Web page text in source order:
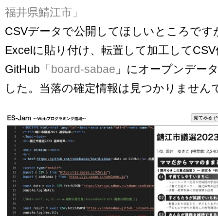
福井県鯖江市」
CSVデータで公開してほしいところです
Excelに貼り付け、転置して加工して
GitHub「board-sabae 」にオープンデー
した。当落の確定情報は見つかりません